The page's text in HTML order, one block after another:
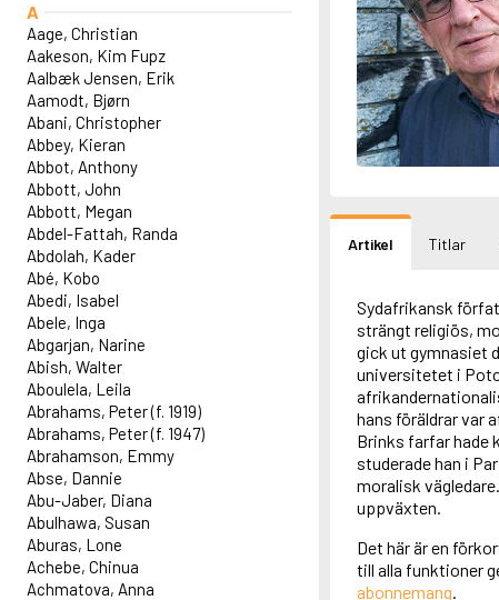
A
Aage, Christian
Aakeson, Kim Fupz
Aalbæk Jensen, Erik
Aamodt, Bjørn
Abani, Christopher
Abbey, Kieran
Abbot, Anthony
Abbott, John
Abbott, Megan
Abdel-Fattah, Randa
Abdolah, Kader
Abé, Kobo
Abedi, Isabel
Abele, Inga
Abgarjan, Narine
Abish, Walter
Aboulela, Leila
Abrahams, Peter (f. 1919)
Abrahams, Peter (f. 1947)
Abrahamson, Emmy
Abse, Dannie
Abu-Jaber, Diana
Abulhawa, Susan
Aburas, Lone
Achebe, Chinua
Achmatova, Anna
Artikel Titlar
Sydafrikansk
strängt religiös,
gick ut gymnasiet
universitetet i
hans föräldrar var
Brinks farfar hade
studerade han i
moralisk
uppväxten.
Det här är en
till alla funktioner
abonnemang.